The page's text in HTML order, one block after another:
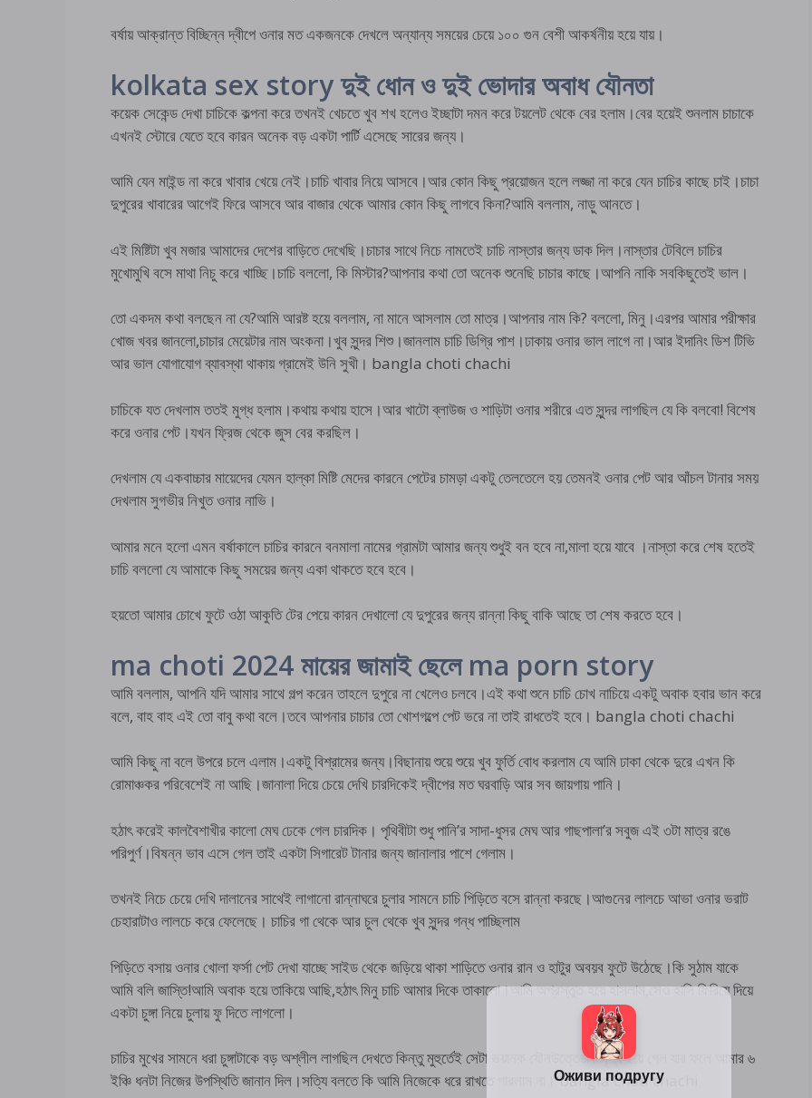
বর্ষায় আক্রান্ত বিচ্ছিন্ন দ্বীপে ওনার মত একজনকে দেখলে অন্যান্য সময়ের চেয়ে ১০০ গুন বেশী আকর্ষনীয় হয়ে যায়।
kolkata sex story দুই ধোন ও দুই ভোদার অবাধ যৌনতা
কয়েক সেকেন্ড দেখা চাচিকে কল্পনা করে তখনই খেচতে খুব শখ হলেও ইচ্ছাটা দমন করে টয়লেট থেকে বের হলাম।বের হয়েই শুনলাম চাচাকে
এখনই স্টোরে যেতে হবে কারন অনেক বড় একটা পার্টি এসেছে সারের জন্য।
আমি যেন মাইন্ড না করে খাবার খেয়ে নেই।চাচি খাবার নিয়ে আসবে।আর কোন কিছু প্রয়োজন হলে লজ্জা না করে যেন চাচির কাছে চাই।চাচা
দুপুরের খাবারের আগেই ফিরে আসবে আর বাজার থেকে আমার কোন কিছু লাগবে কিনা?আমি বললাম, নাড়ু আনতে।
এই মিষ্টিটা খুব মজার আমাদের দেশের বাড়িতে দেখেছি।চাচার সাথে নিচে নামতেই চাচি নাস্তার জন্য ডাক দিল।নাস্তার টেবিলে চাচির
মুখোমুখি বসে মাথা নিচু করে খাচ্ছি।চাচি বললো, কি মিস্টার?আপনার কথা তো অনেক শুনেছি চাচার কাছে।আপনি নাকি সবকিছুতেই ভাল।
তো একদম কথা বলছেন না যে?আমি আরষ্ট হয়ে বললাম, না মানে আসলাম তো মাত্র।আপনার নাম কি? বললো, মিনু।এরপর আমার পরীক্ষার
খোজ খবর জানলো,চাচার মেয়েটার নাম অংকনা।খুব সুন্দর শিশু।জানলাম চাচি ডিগ্রি পাশ।ঢাকায় ওনার ভাল লাগে না।আর ইদানিং ডিশ টিভি
আর ভাল যোগাযোগ ব্যাবস্থা থাকায় গ্রামেই উনি সুখী। bangla choti chachi
চাচিকে যত দেখলাম ততই মুগ্ধ হলাম।কথায় কথায় হাসে।আর খাটো ব্লাউজ ও শাড়িটা ওনার শরীরে এত সুন্দর লাগছিল যে কি বলবো! বিশেষ
করে ওনার পেট।যখন ফ্রিজ থেকে জুস বের করছিল।
দেখলাম যে একবাচ্চার মায়েদের যেমন হাল্কা মিষ্টি মেদের কারনে পেটের চামড়া একটু তেলতেলে হয় তেমনই ওনার পেট আর আঁচল টানার সময়
দেখলাম সুগভীর নিখুত ওনার নাভি।
আমার মনে হলো এমন বর্ষাকালে চাচির কারনে বনমালা নামের গ্রামটা আমার জন্য শুধুই বন হবে না,মালা হয়ে যাবে ।নাস্তা করে শেষ হতেই
চাচি বললো যে আমাকে কিছু সময়ের জন্য একা থাকতে হবে হবে।
হয়তো আমার চোখে ফুটে ওঠা আকুতি টের পেয়ে কারন দেখালো যে দুপুরের জন্য রান্না কিছু বাকি আছে তা শেষ করতে হবে।
ma choti 2024 মায়ের জামাই ছেলে ma porn story
আমি বললাম, আপনি যদি আমার সাথে গল্প করেন তাহলে দুপুরে না খেলেও চলবে।এই কথা শুনে চাচি চোখ নাচিয়ে একটু অবাক হবার ভান করে
বলে, বাহ বাহ এই তো বাবু কথা বলে।তবে আপনার চাচার তো খোশগল্পে পেট ভরে না তাই রাধতেই হবে। bangla choti chachi
আমি কিছু না বলে উপরে চলে এলাম।একটু বিশ্রামের জন্য।বিছানায় শুয়ে শুয়ে খুব ফুর্তি বোধ করলাম যে আমি ঢাকা থেকে দুরে এখন কি
রোমাঞ্চকর পরিবেশেই না আছি।জানালা দিয়ে চেয়ে দেখি চারদিকেই দ্বীপের মত ঘরবাড়ি আর সব জায়গায় পানি।
হঠাৎ করেই কালবৈশাখীর কালো মেঘ ঢেকে গেল চারদিক। পৃথিবীটা শুধু পানি’র সাদা-ধুসর মেঘ আর গাছপালা’র সবুজ এই ৩টা মাত্র রঙে
পরিপুর্ণ।বিষন্ন ভাব এসে গেল তাই একটা সিগারেট টানার জন্য জানালার পাশে গেলাম।
তখনই নিচে চেয়ে দেখি দালানের সাথেই লাগানো রান্নাঘরে চুলার সামনে চাচি পিড়িতে বসে রান্না করছে।আগুনের লালচে আভা ওনার ভরাট
চেহারাটাও লালচে করে ফেলেছে। চাচির গা থেকে আর চুল থেকে খুব সুন্দর গন্ধ পাচ্ছিলাম
পিড়িতে বসায় ওনার খোলা ফর্সা পেট দেখা যাচ্ছে সাইড থেকে জড়িয়ে থাকা শাড়িতে ওনার রান ও হাটুর অবয়ব ফুটে উঠেছে।কি সুঠাম যাকে
আমি বলি জাস্তি!আমি অবাক হয়ে তাকিয়ে আছি,হঠাৎ মিনু চাচি আমার দিকে তাকালো।আমি অপ্রস্তুত হয়ে হাসলাম,সেও হাসি ফিরিয়ে দিয়ে
একটা চুঙ্গা নিয়ে চুলায় ফু দিতে লাগলো।
চাচির মুখের সামনে ধরা চুঙ্গাটাকে বড় অশ্লীল লাগছিল দেখতে কিন্তু মুহুর্তেই সেটা ভয়ানক যৌনউত্তেজক দৃশ্য হয়ে গেল যার ফলে আমার ৬
ইঞ্চি ধনটা নিজের উপস্থিতি জানান দিল।সত্যি বলতে কি আমি নিজেকে ধরে রাখতে পারলাম না। bangla choti chachi